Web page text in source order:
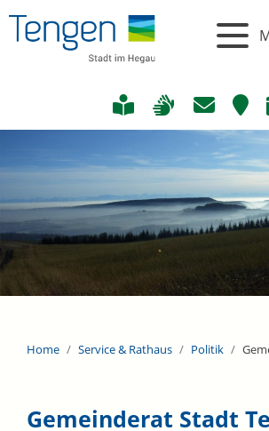
Home Service & Rathaus Politik
Gemeinderat Stadt